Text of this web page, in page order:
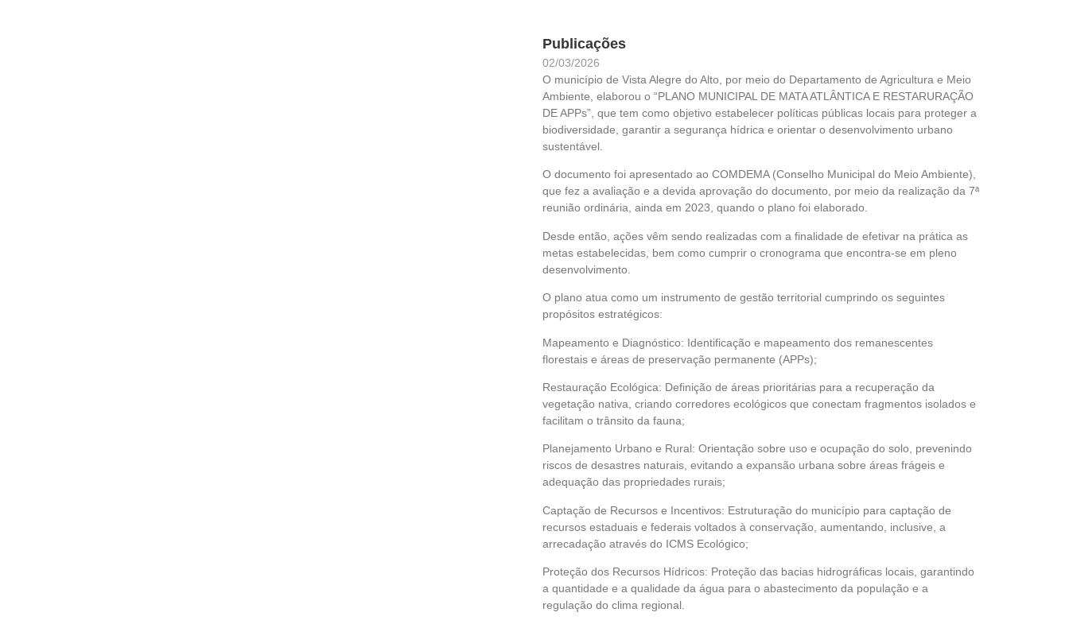
Publicações
02/03/2026
O município de Vista Alegre do Alto, por meio do Departamento de Agricultura e Meio
Ambiente, elaborou o “PLANO MUNICIPAL DE MATA ATLÂNTICA E RESTARURAÇÃO
DE APPs”, que tem como objetivo estabelecer políticas públicas locais para proteger a
biodiversidade, garantir a segurança hídrica e orientar o desenvolvimento urbano
sustentável.
O documento foi apresentado ao COMDEMA (Conselho Municipal do Meio Ambiente),
que fez a avaliação e a devida aprovação do documento, por meio da realização da 7ª
reunião ordinária, ainda em 2023, quando o plano foi elaborado.
Desde então, ações vêm sendo realizadas com a finalidade de efetivar na prática as
metas estabelecidas, bem como cumprir o cronograma que encontra-se em pleno
desenvolvimento.
O plano atua como um instrumento de gestão territorial cumprindo os seguintes
propósitos estratégicos:
Mapeamento e Diagnóstico: Identificação e mapeamento dos remanescentes
florestais e áreas de preservação permanente (APPs);
Restauração Ecológica: Definição de áreas prioritárias para a recuperação da
vegetação nativa, criando corredores ecológicos que conectam fragmentos isolados e
facilitam o trânsito da fauna;
Planejamento Urbano e Rural: Orientação sobre uso e ocupação do solo, prevenindo
riscos de desastres naturais, evitando a expansão urbana sobre áreas frágeis e
adequação das propriedades rurais;
Captação de Recursos e Incentivos: Estruturação do município para captação de
recursos estaduais e federais voltados à conservação, aumentando, inclusive, a
arrecadação através do ICMS Ecológico;
Proteção dos Recursos Hídricos: Proteção das bacias hidrográficas locais, garantindo
a quantidade e a qualidade da água para o abastecimento da população e a
regulação do clima regional.